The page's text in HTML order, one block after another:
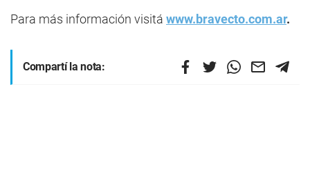
Para más información visitá www.bravecto.com.ar.
Compartí la nota: